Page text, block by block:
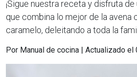
¡Sigue nuestra receta y disfruta
que combina lo mejor de la avena
caramelo, deleitando a toda la
Por Manual de cocina | Actualizado